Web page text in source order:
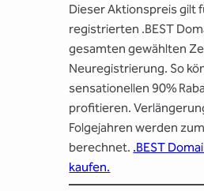
Dieser Aktionspreis gilt
registrierten .BEST
gesamten gewählten
Neuregistrierung. So
sensationellen 90%
profitieren.
Folgejahren werden
berechnet. .BEST
kaufen.